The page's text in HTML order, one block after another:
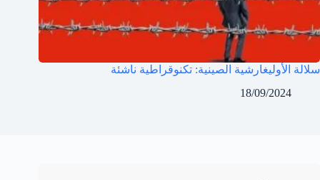
سلالة الأوليغارشية الصينية: تكنوقراطية ناشئة
18/09/2024